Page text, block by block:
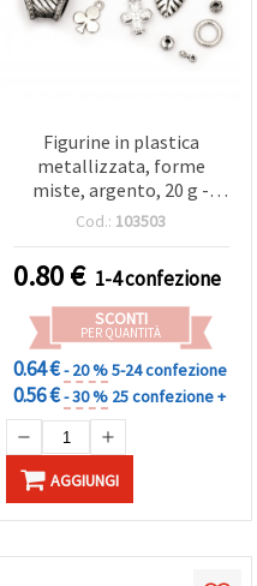
Figurine in plastica
metallizzata, forme
miste, argento, 20 g -
Decorazioni per progetti
Cod.: 103503
0.80€ 1-4 confezione
SCONTI
PER QUANTITÀ
0.64 €- 20 %5-24 confezione
0.56 €- 30 % 25 confezione +
AGGIUNGI